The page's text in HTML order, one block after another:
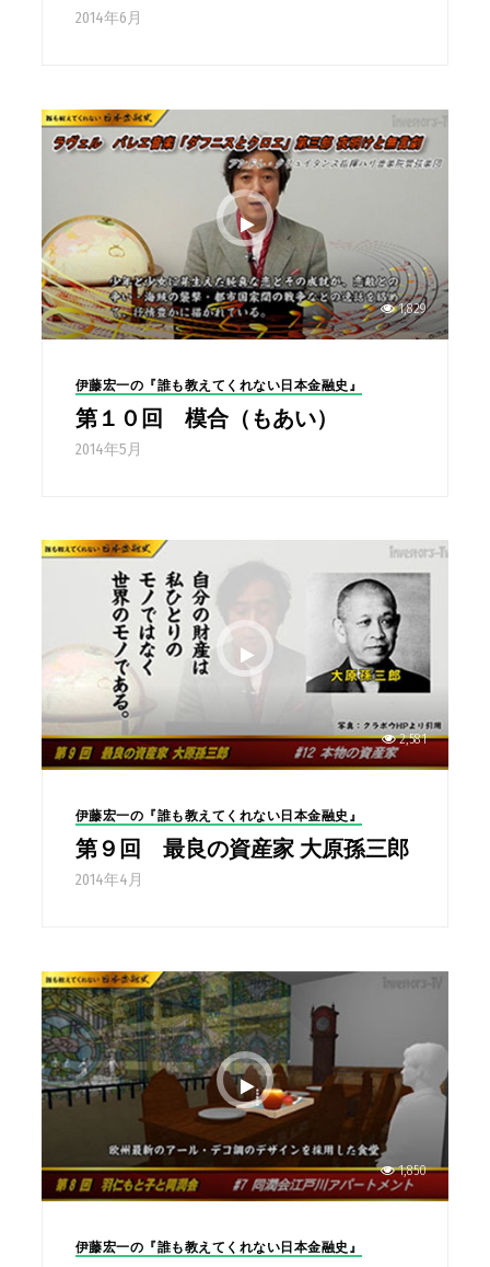
2014年6月
1,829
伊藤宏一の『誰も教えてくれない日本金融史』
第１０回 模合（もあい）
2014年5月
2,581
伊藤宏一の『誰も教えてくれない日本金融史』
第９回 最良の資産家 大原孫三郎
2014年4月
1,850
伊藤宏一の『誰も教えてくれない日本金融史』